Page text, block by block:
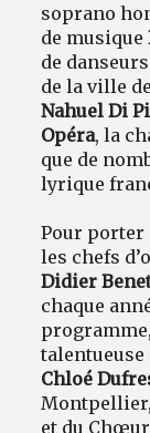
soprano
de musique
de
de la ville
Nahuel Di
Opéra, la
que de
lyrique
Pour porter
les chefs
Didier
chaque
talentueuse
Chloé
et du